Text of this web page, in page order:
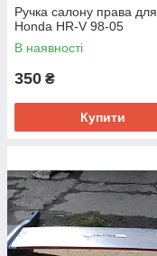
Ручка салону права для
Honda HR-V 98-05
В наявності
350 ₴
Купити